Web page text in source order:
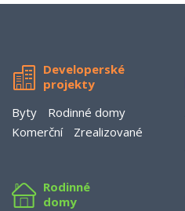
Developerské
projekty
Byty
Rodinné domy
Komerční
Zrealizované
Rodinné
domy